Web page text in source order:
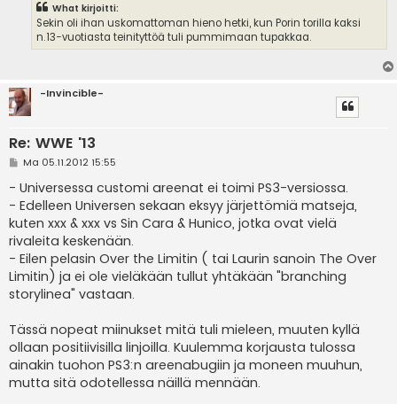
What kirjoitti:
Sekin oli ihan uskomattoman hieno hetki, kun Porin torilla kaksi
n.13-vuotiasta teinityttöä tuli pummimaan tupakkaa.
-Invincible-
Re: WWE '13
V
e
s
t
i
Ma 05.11.2012 15:55
- Universessa customi areenat ei toimi PS3-versiossa.
- Edelleen Universen sekaan eksyy järjettömiä matseja,
kuten xxx & xxx vs Sin Cara & Hunico, jotka ovat vielä
rivaleita keskenään.
- Eilen pelasin Over the Limitin ( tai Laurin sanoin The Over
Limitin) ja ei ole vieläkään tullut yhtäkään "branching
storylinea" vastaan.
Tässä nopeat miinukset mitä tuli mieleen, muuten kyllä
ollaan positiivisilla linjoilla. Kuulemma korjausta tulossa
ainakin tuohon PS3:n areenabugiin ja moneen muuhun,
mutta sitä odotellessa näillä mennään.